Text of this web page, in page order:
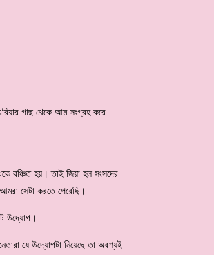
গাছ থেকে আম সংগ্রহ করে
বঞ্চিত হয়। তাই জিয়া হল সংসদের
সেটা করতে পেরেছি।
উদ্যোগ।
যে উদ্যোগটা নিয়েছে তা অবশ্যই